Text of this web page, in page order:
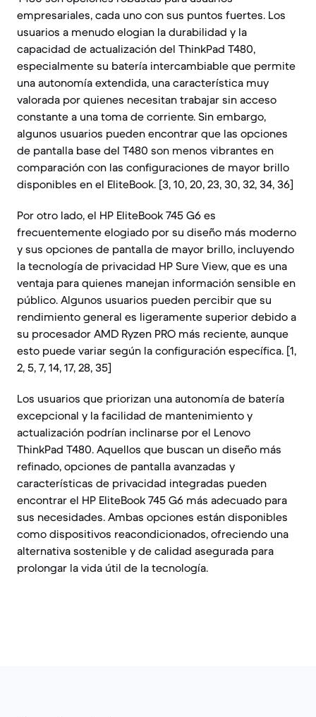
empresariales, cada uno con sus puntos fuertes. Los
usuarios a menudo elogian la durabilidad y la
capacidad de actualización del ThinkPad T480,
especialmente su batería intercambiable que permite
una autonomía extendida, una característica muy
valorada por quienes necesitan trabajar sin acceso
constante a una toma de corriente. Sin embargo,
algunos usuarios pueden encontrar que las opciones
de pantalla base del T480 son menos vibrantes en
comparación con las configuraciones de mayor brillo
disponibles en el EliteBook. [3, 10, 20, 23, 30, 32, 34, 36]
Por otro lado, el HP EliteBook 745 G6 es
frecuentemente elogiado por su diseño más moderno
y sus opciones de pantalla de mayor brillo, incluyendo
la tecnología de privacidad HP Sure View, que es una
ventaja para quienes manejan información sensible en
público. Algunos usuarios pueden percibir que su
rendimiento general es ligeramente superior debido a
su procesador AMD Ryzen PRO más reciente, aunque
esto puede variar según la configuración específica. [1,
2, 5, 7, 14, 17, 28, 35]
Los usuarios que priorizan una autonomía de batería
excepcional y la facilidad de mantenimiento y
actualización podrían inclinarse por el Lenovo
ThinkPad T480. Aquellos que buscan un diseño más
refinado, opciones de pantalla avanzadas y
características de privacidad integradas pueden
encontrar el HP EliteBook 745 G6 más adecuado para
sus necesidades. Ambas opciones están disponibles
como dispositivos reacondicionados, ofreciendo una
alternativa sostenible y de calidad asegurada para
prolongar la vida útil de la tecnología.